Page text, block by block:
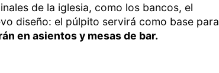
de la iglesia, como los bancos, el
diseño: el púlpito servirá como base para
en asientos y mesas de bar.